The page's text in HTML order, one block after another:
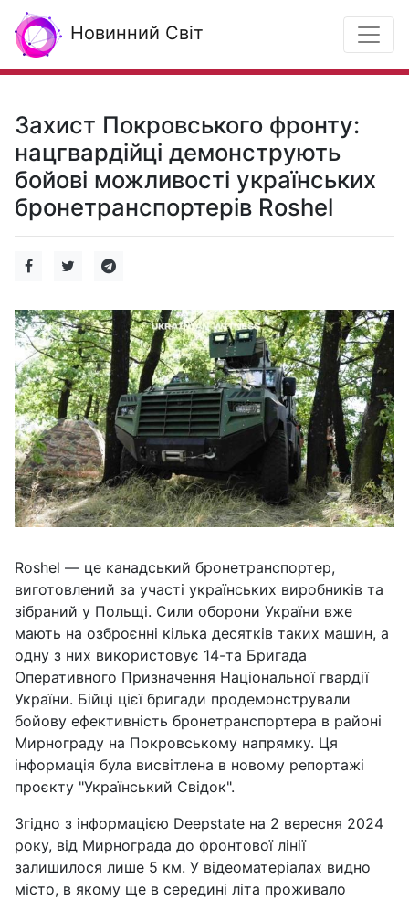
Новинний Світ
Захист Покровського фронту:
нацгвардійці демонструють
бойові можливості українських
бронетранспортерів Roshel
Roshel — це канадський бронетранспортер,
виготовлений за участі українських виробників та
зібраний у Польщі. Сили оборони України вже
мають на озброєнні кілька десятків таких машин, а
одну з них використовує 14-та Бригада
Оперативного Призначення Національної гвардії
України. Бійці цієї бригади продемонстрували
бойову ефективність бронетранспортера в районі
Мирнограду на Покровському напрямку. Ця
інформація була висвітлена в новому репортажі
проєкту "Український Свідок".
Згідно з інформацією Deepstate на 2 вересня 2024
року, від Мирнограда до фронтової лінії
залишилося лише 5 км. У відеоматеріалах видно
місто, в якому ще в середині літа проживало